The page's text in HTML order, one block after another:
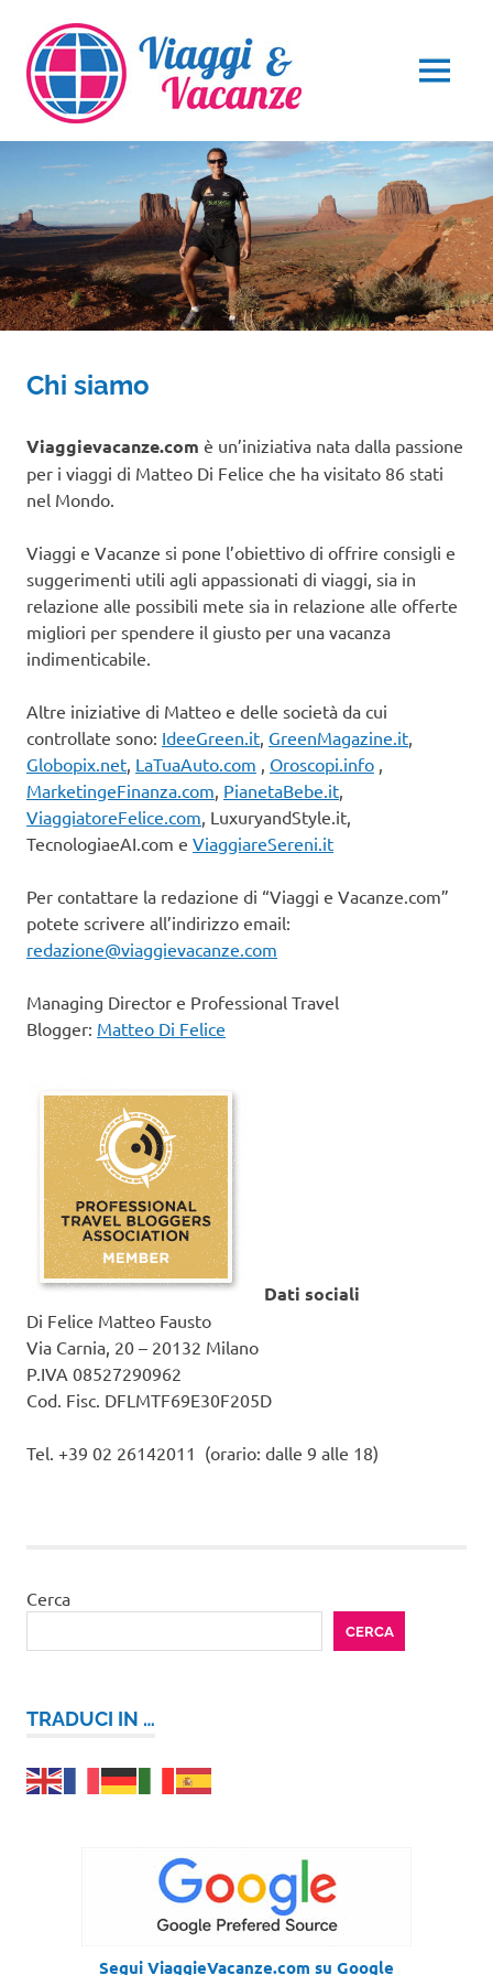
contenuto
MENU
Chi siamo
Viaggievacanze.com è un’iniziativa nata dalla passione
per i viaggi di Matteo Di Felice che ha visitato 86 stati
nel Mondo.
Viaggi e Vacanze si pone l’obiettivo di offrire consigli e
suggerimenti utili agli appassionati di viaggi, sia in
relazione alle possibili mete sia in relazione alle offerte
migliori per spendere il giusto per una vacanza
indimenticabile.
Altre iniziative di Matteo e delle società da cui
controllate sono: IdeeGreen.it, GreenMagazine.it,
Globopix.net, LaTuaAuto.com , Oroscopi.info ,
MarketingeFinanza.com, PianetaBebe.it,
ViaggiatoreFelice.com, LuxuryandStyle.it,
TecnologiaeAI.com e ViaggiareSereni.it
Per contattare la redazione di “Viaggi e Vacanze.com”
potete scrivere all’indirizzo email:
redazione@viaggievacanze.com
Managing Director e Professional Travel
Blogger: Matteo Di Felice
Dati sociali
Di Felice Matteo Fausto
Via Carnia, 20 – 20132 Milano
P.IVA 08527290962
Cod. Fisc. DFLMTF69E30F205D
Tel. +39 02 26142011 (orario: dalle 9 alle 18)
Cerca
CERCA
TRADUCI IN …
Segui ViaggieVacanze.com su Google